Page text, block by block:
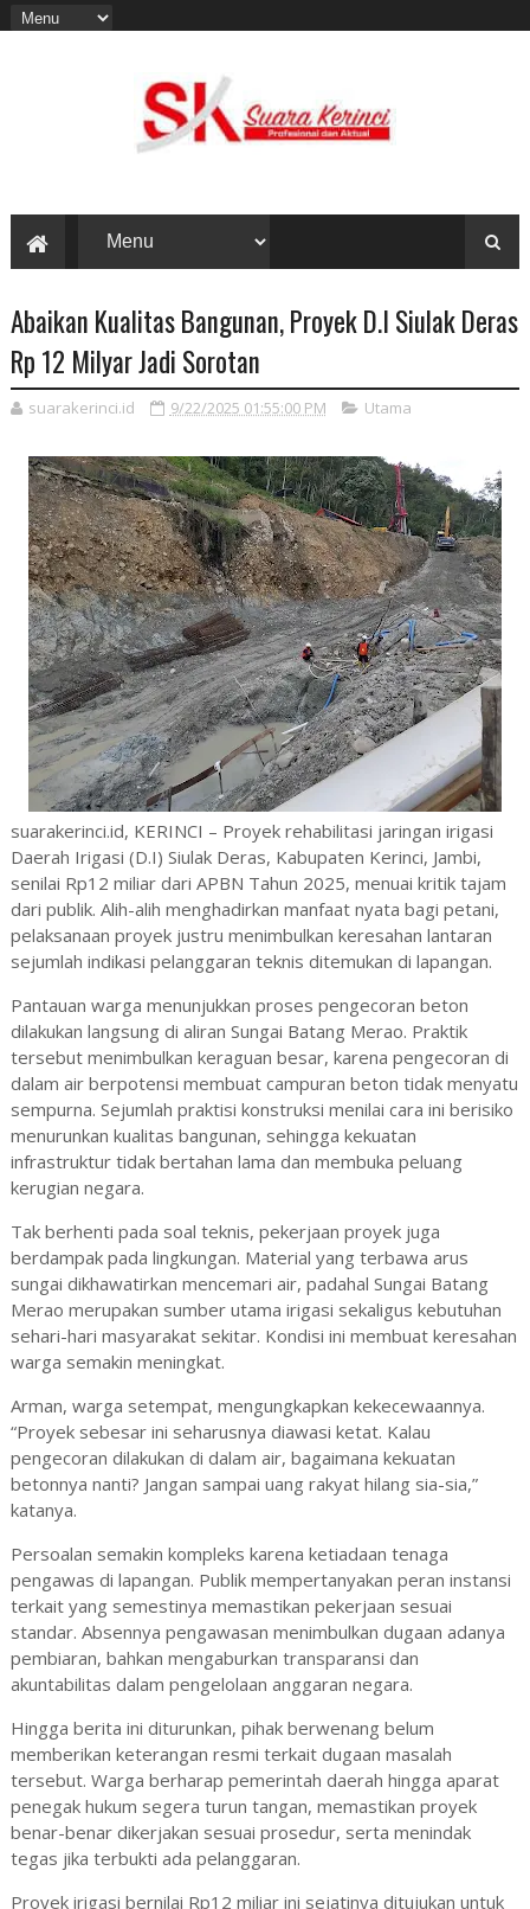
Abaikan Kualitas Bangunan, Proyek D.I Siulak Deras
Rp 12 Milyar Jadi Sorotan
suarakerinci.id 9/22/2025 01:55:00 PM Utama
suarakerinci.id, KERINCI – Proyek rehabilitasi jaringan irigasi
Daerah Irigasi (D.I) Siulak Deras, Kabupaten Kerinci, Jambi,
senilai Rp12 miliar dari APBN Tahun 2025, menuai kritik tajam
dari publik. Alih-alih menghadirkan manfaat nyata bagi petani,
pelaksanaan proyek justru menimbulkan keresahan lantaran
sejumlah indikasi pelanggaran teknis ditemukan di lapangan.
Pantauan warga menunjukkan proses pengecoran beton
dilakukan langsung di aliran Sungai Batang Merao. Praktik
tersebut menimbulkan keraguan besar, karena pengecoran di
dalam air berpotensi membuat campuran beton tidak menyatu
sempurna. Sejumlah praktisi konstruksi menilai cara ini berisiko
menurunkan kualitas bangunan, sehingga kekuatan
infrastruktur tidak bertahan lama dan membuka peluang
kerugian negara.
Tak berhenti pada soal teknis, pekerjaan proyek juga
berdampak pada lingkungan. Material yang terbawa arus
sungai dikhawatirkan mencemari air, padahal Sungai Batang
Merao merupakan sumber utama irigasi sekaligus kebutuhan
sehari-hari masyarakat sekitar. Kondisi ini membuat keresahan
warga semakin meningkat.
Arman, warga setempat, mengungkapkan kekecewaannya.
“Proyek sebesar ini seharusnya diawasi ketat. Kalau
pengecoran dilakukan di dalam air, bagaimana kekuatan
betonnya nanti? Jangan sampai uang rakyat hilang sia-sia,”
katanya.
Persoalan semakin kompleks karena ketiadaan tenaga
pengawas di lapangan. Publik mempertanyakan peran instansi
terkait yang semestinya memastikan pekerjaan sesuai
standar. Absennya pengawasan menimbulkan dugaan adanya
pembiaran, bahkan mengaburkan transparansi dan
akuntabilitas dalam pengelolaan anggaran negara.
Hingga berita ini diturunkan, pihak berwenang belum
memberikan keterangan resmi terkait dugaan masalah
tersebut. Warga berharap pemerintah daerah hingga aparat
penegak hukum segera turun tangan, memastikan proyek
benar-benar dikerjakan sesuai prosedur, serta menindak
tegas jika terbukti ada pelanggaran.
Proyek irigasi bernilai Rp12 miliar ini sejatinya ditujukan untuk